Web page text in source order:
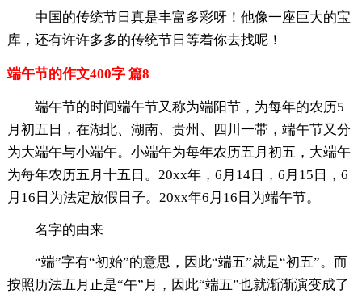
中国的传统节日真是丰富多彩呀！他像一座巨大的宝
库，还有许许多多的传统节日等着你去找呢！
端午节的作文400字 篇8
端午节的时间端午节又称为端阳节，为每年的农历5
月初五日，在湖北、湖南、贵州、四川一带，端午节又分
为大端午与小端午。小端午为每年农历五月初五，大端午
为每年农历五月十五日。20xx年，6月14日，6月15日，6
月16日为法定放假日子。20xx年6月16日为端午节。
名字的由来
“端”字有“初始”的意思，因此“端五”就是“初五”。而
按照历法五月正是“午”月，因此“端五”也就渐渐演变成了